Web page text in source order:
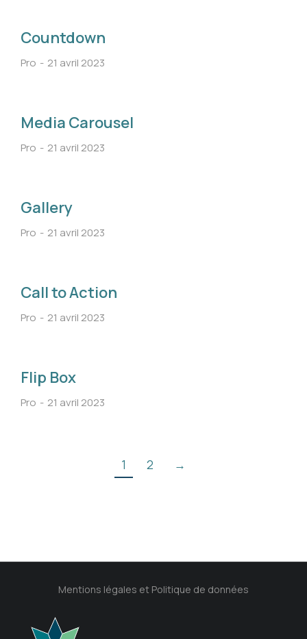
Countdown
Pro 21 avril 2023
Media Carousel
Pro 21 avril 2023
Gallery
Pro 21 avril 2023
Call to Action
Pro 21 avril 2023
Flip Box
Pro 21 avril 2023
1 2 →
Mentions légales et Politique de données